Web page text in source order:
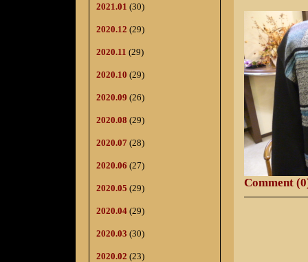
2021.01 (30)
2020.12 (29)
2020.11 (29)
2020.10 (29)
2020.09 (26)
2020.08 (29)
2020.07 (28)
2020.06 (27)
2020.05 (29)
2020.04 (29)
2020.03 (30)
2020.02 (23)
Comment